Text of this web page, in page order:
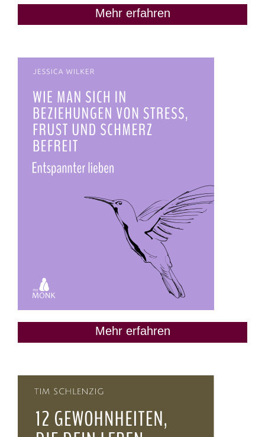
Mehr erfahren
Mehr erfahren